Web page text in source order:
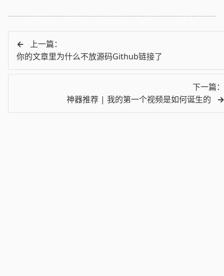
←
上一篇：
你的文章里为什么不放源码Github链接了
下一篇：
神器推荐 | 我的第一个视频是如何诞生的
→